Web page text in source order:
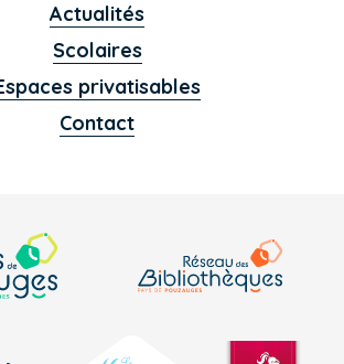
Actualités
Scolaires
privatisables
Contact